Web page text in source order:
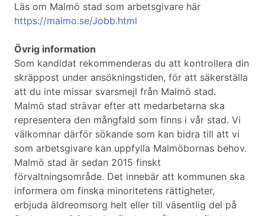
Läs om Malmö stad som arbetsgivare här
https://malmo.se/Jobb.html
Övrig information
Som kandidat rekommenderas du att kontrollera din
skräppost under ansökningstiden, för att säkerställa
att du inte missar svarsmejl från Malmö stad.
Malmö stad strävar efter att medarbetarna ska
representera den mångfald som finns i vår stad. Vi
välkomnar därför sökande som kan bidra till att vi
som arbetsgivare kan uppfylla Malmöbornas behov.
Malmö stad är sedan 2015 finskt
förvaltningsområde. Det innebär att kommunen ska
informera om finska minoritetens rättigheter,
erbjuda äldreomsorg helt eller till väsentlig del på